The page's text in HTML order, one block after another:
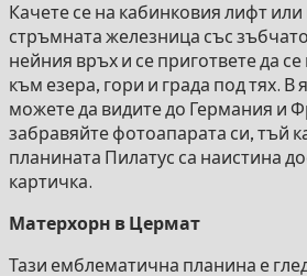
Качете се на кабинковия лифт
стръмната железница със
нейния връх и се пригответе да се
към езера, гори и града под тях.
можете да видите до Германия и
забравяйте фотоапарата си, тъй
планината Пилатус са наистина
картичка.
Матерхорн в Цермат
Тази емблематична планина е